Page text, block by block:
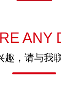
ANY
趣，请与我